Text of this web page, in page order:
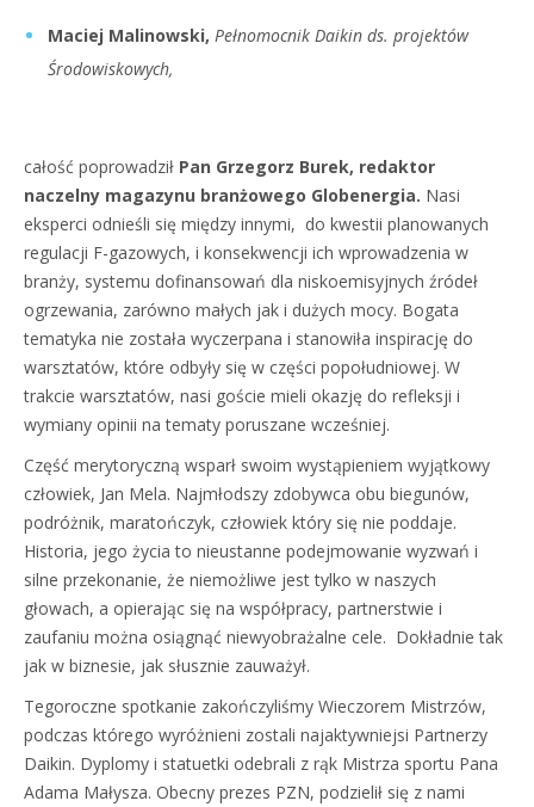
Maciej Malinowski, Pełnomocnik Daikin ds. projektów
Środowiskowych,
całość poprowadził Pan Grzegorz Burek, redaktor
naczelny magazynu branżowego Globenergia. Nasi
eksperci odnieśli się między innymi, do kwestii planowanych
regulacji F-gazowych, i konsekwencji ich wprowadzenia w
branży, systemu dofinansowań dla niskoemisyjnych źródeł
ogrzewania, zarówno małych jak i dużych mocy. Bogata
tematyka nie została wyczerpana i stanowiła inspirację do
warsztatów, które odbyły się w części popołudniowej. W
trakcie warsztatów, nasi goście mieli okazję do refleksji i
wymiany opinii na tematy poruszane wcześniej.
Część merytoryczną wsparł swoim wystąpieniem wyjątkowy
człowiek, Jan Mela. Najmłodszy zdobywca obu biegunów,
podróżnik, maratończyk, człowiek który się nie poddaje.
Historia, jego życia to nieustanne podejmowanie wyzwań i
silne przekonanie, że niemożliwe jest tylko w naszych
głowach, a opierając się na współpracy, partnerstwie i
zaufaniu można osiągnąć niewyobrażalne cele. Dokładnie tak
jak w biznesie, jak słusznie zauważył.
Tegoroczne spotkanie zakończyliśmy Wieczorem Mistrzów,
podczas którego wyróżnieni zostali najaktywniejsi Partnerzy
Daikin. Dyplomy i statuetki odebrali z rąk Mistrza sportu Pana
Adama Małysza. Obecny prezes PZN, podzielił się z nami